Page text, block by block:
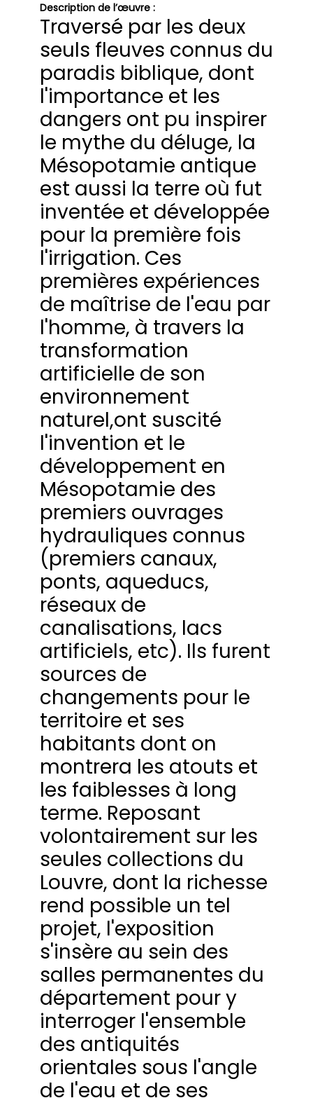
Description de l’œuvre :
Traversé par les deux
seuls fleuves connus du
paradis biblique, dont
l'importance et les
dangers ont pu inspirer
le mythe du déluge, la
Mésopotamie antique
est aussi la terre où fut
inventée et développée
pour la première fois
l'irrigation. Ces
premières expériences
de maîtrise de l'eau par
l'homme, à travers la
transformation
artificielle de son
environnement
naturel,ont suscité
l'invention et le
développement en
Mésopotamie des
premiers ouvrages
hydrauliques connus
(premiers canaux,
ponts, aqueducs,
réseaux de
canalisations, lacs
artificiels, etc). Ils furent
sources de
changements pour le
territoire et ses
habitants dont on
montrera les atouts et
les faiblesses à long
terme. Reposant
volontairement sur les
seules collections du
Louvre, dont la richesse
rend possible un tel
projet, l'exposition
s'insère au sein des
salles permanentes du
département pour y
interroger l'ensemble
des antiquités
orientales sous l'angle
de l'eau et de ses